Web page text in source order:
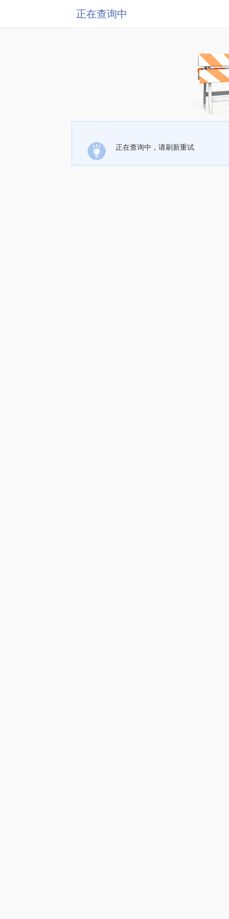
正在查询中
正在查询中，请刷新重试